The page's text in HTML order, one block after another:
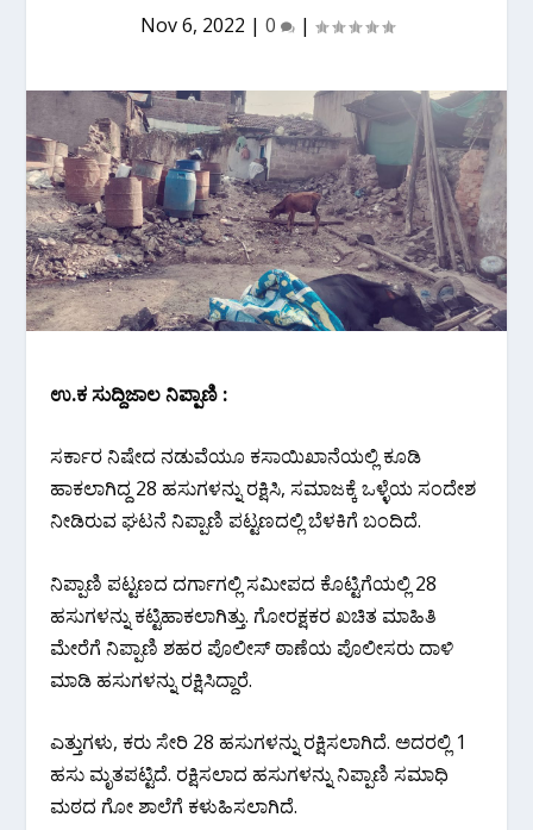
Nov 6, 2022 | 0 |
ಉ.ಕ ಸುದ್ದಿಜಾಲ ನಿಪ್ಪಾಣಿ :
ಸರ್ಕಾರ ನಿಷೇದ ನಡುವೆಯೂ ಕಸಾಯಿಖಾನೆಯಲ್ಲಿ ಕೂಡಿ
ಹಾಕಲಾಗಿದ್ದ 28 ಹಸುಗಳನ್ನು ರಕ್ಷಿಸಿ, ಸಮಾಜಕ್ಕೆ ಒಳ್ಳೆಯ ಸಂದೇಶ
ನೀಡಿರುವ ಘಟನೆ ನಿಪ್ಪಾಣಿ ಪಟ್ಟಣದಲ್ಲಿ ಬೆಳಕಿಗೆ ಬಂದಿದೆ.
ನಿಪ್ಪಾಣಿ ಪಟ್ಟಣದ ದರ್ಗಾಗಲ್ಲಿ ಸಮೀಪದ ಕೊಟ್ಟಿಗೆಯಲ್ಲಿ 28
ಹಸುಗಳನ್ನು ಕಟ್ಟಿಹಾಕಲಾಗಿತ್ತು. ಗೋರಕ್ಷಕರ ಖಚಿತ ಮಾಹಿತಿ‌‌
ಮೇರೆಗೆ ನಿಪ್ಪಾಣಿ ಶಹರ ಪೊಲೀಸ್ ಠಾಣೆಯ ಪೊಲೀಸರು ದಾಳಿ
ಮಾಡಿ ಹಸುಗಳನ್ನು ರಕ್ಷಿಸಿದ್ದಾರೆ.
ಎತ್ತುಗಳು, ಕರು ಸೇರಿ 28 ಹಸುಗಳನ್ನು ರಕ್ಷಿಸಲಾಗಿದೆ. ಅದರಲ್ಲಿ 1
ಹಸು ಮೃತಪಟ್ಟಿದೆ. ರಕ್ಷಿಸಲಾದ ಹಸುಗಳನ್ನು ನಿಪ್ಪಾಣಿ ಸಮಾಧಿ
ಮಠದ ಗೋ ಶಾಲೆಗೆ ಕಳುಹಿಸಲಾಗಿದೆ.